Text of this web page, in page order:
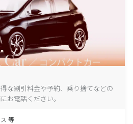
な割引料金や予約、乗り捨てなどの
お電話ください。
等